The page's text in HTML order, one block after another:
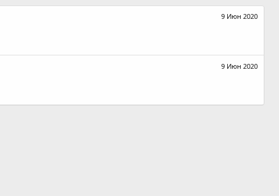
9 Июн 2020
9 Июн 2020